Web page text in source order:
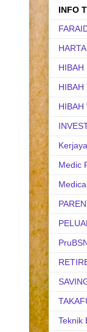
INFO
HIBAH
HIBAH
HIBAH
Kerjaya
Medic
Teknik